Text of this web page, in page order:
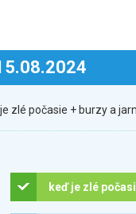
zlé počasie + burzy a
keď je zlé